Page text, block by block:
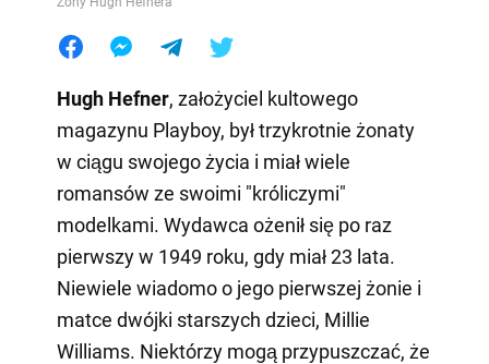
Hugh Hefner, założyciel kultowego
magazynu Playboy, był trzykrotnie żonaty
w ciągu swojego życia i miał wiele
romansów ze swoimi "króliczymi"
modelkami. Wydawca ożenił się po raz
pierwszy w 1949 roku, gdy miał 23 lata.
Niewiele wiadomo o jego pierwszej żonie i
matce dwójki starszych dzieci, Millie
Williams. Niektórzy mogą przypuszczać, że